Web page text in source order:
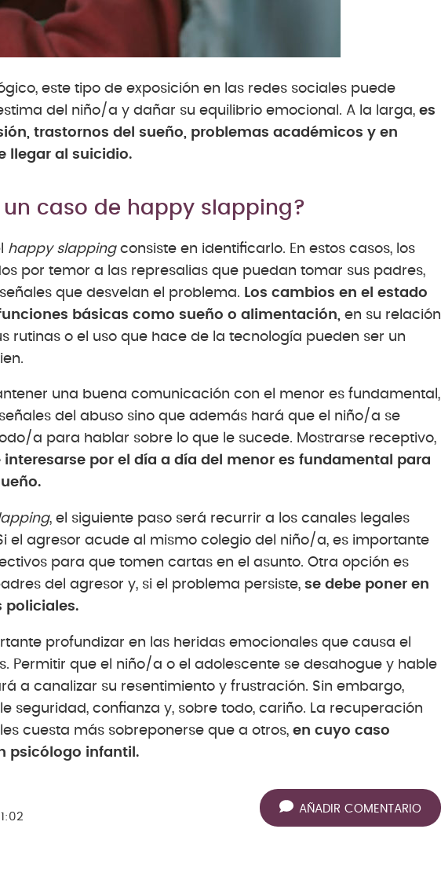
este tipo de exposición en las redes sociales puede
del niño/a y dañar su equilibrio emocional. A la larga, es
trastornos del sueño, problemas académicos y en
llegar al suicidio.
caso de happy slapping?
happy slappingconsiste en identificarlo. En estos casos, los
por temor a las represalias que puedan tomar sus padres,
que desvelan el problema. Los cambios en el estado
básicas como sueño o alimentación, en su relación
rutinas o el uso que hace de la tecnología pueden ser un
una buena comunicación con el menor es fundamental,
del abuso sino que además hará que el niño/a se
a para hablar sobre lo que le sucede. Mostrarse receptivo,
por el día a día del menor es fundamental para
, el siguiente paso será recurrir a los canales legales
el agresor acude al mismo colegio del niño/a, es importante
para que tomen cartas en el asunto. Otra opción es
del agresor y, si el problema persiste, se debe poner en
policiales.
profundizar en las heridas emocionales que causa el
Permitir que el niño/a o el adolescente se desahogue y hable
a canalizar su resentimiento y frustración. Sin embargo,
seguridad, confianza y, sobre todo, cariño. La recuperación
cuesta más sobreponerse que a otros, en cuyo caso
psicólogo infantil.
AÑADIR COMENTARIO